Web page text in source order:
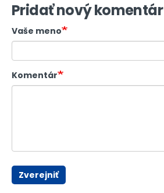
Pridať nový komentár
Vaše meno
Komentár
Zverejniť